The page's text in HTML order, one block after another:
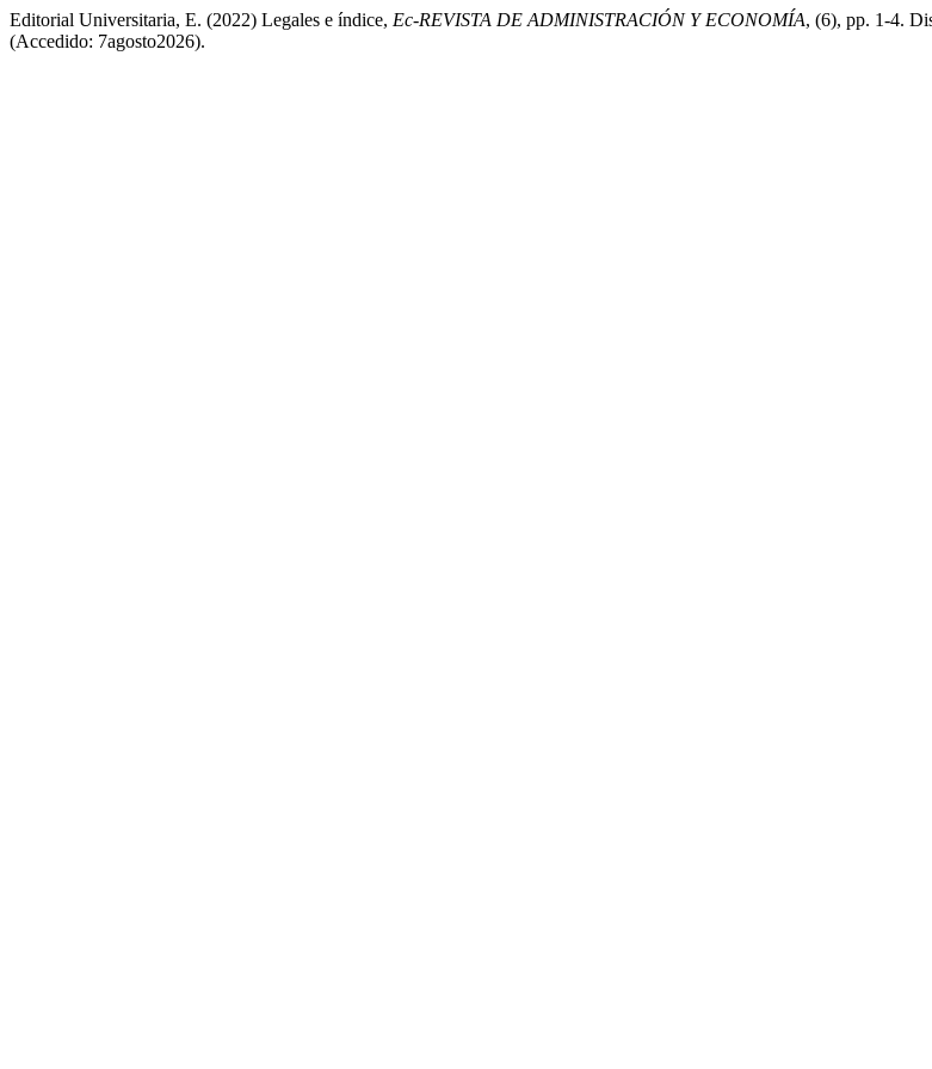
Editorial Universitaria, E. (2022) Legales e índice, Ec-REVISTA DE ADMINISTRACIÓN Y ECONOMÍA, (6), pp. 1-4.
(Accedido: 7agosto2026).